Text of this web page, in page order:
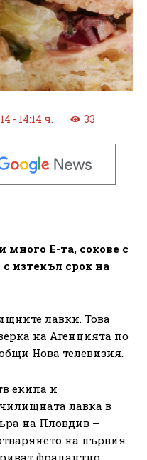
- 14:14 ч. 33
Е-та, сокове с
изтекъл срок на
лавки. Това
на Агенцията по
Нова телевизия.
екипа и
лавка в
на Пловдив –
на първия
фрапантно